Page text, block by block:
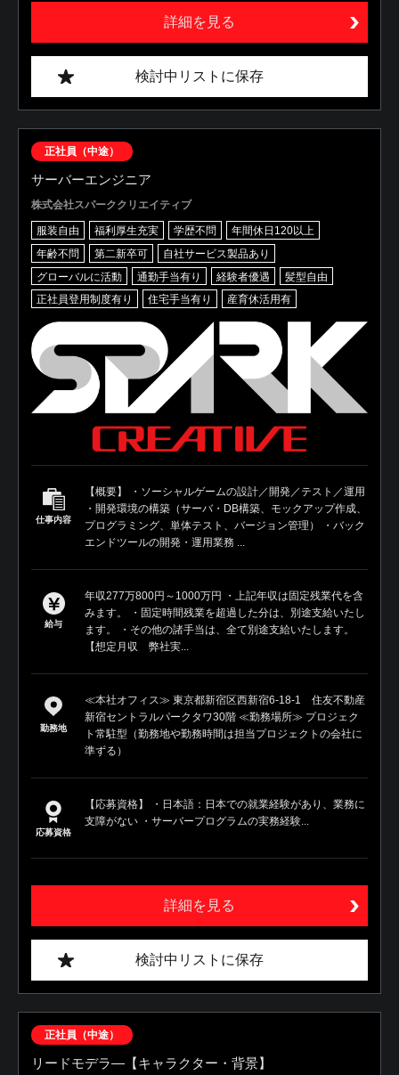
詳細を見る
検討中リストに保存
正社員（中途）
サーバーエンジニア
株式会社スパーククリエイティブ
服装自由 福利厚生充実 学歴不問
年間休日120以上
年齢不問
第二新卒可
自社サービス製品あり
グローバルに活動
通勤手当有り 経験者優遇
髪型自由
正社員登用制度有り
住宅手当有り 産育休活用有
仕事内容
【概要】 ・ソーシャルゲームの設計／開発／テスト／運用
・開発環境の構築（サーバ・DB構築、モックアップ作成、
プログラミング、単体テスト、バージョン管理） ・バック
エンドツールの開発・運用業務 ...
給与
年収277万800円～1000万円 ・上記年収は固定残業代を含
みます。 ・固定時間残業を超過した分は、別途支給いたし
ます。 ・その他の諸手当は、全て別途支給いたします。
【想定月収 弊社実...
勤務地
≪本社オフィス≫ 東京都新宿区西新宿6-18-1 住友不動産
新宿セントラルパークタワ30階 ≪勤務場所≫ プロジェク
ト常駐型（勤務地や勤務時間は担当プロジェクトの会社に
準ずる）
応募資格
【応募資格】 ・日本語：日本での就業経験があり、業務に
支障がない ・サーバープログラムの実務経験...
詳細を見る
検討中リストに保存
正社員（中途）
リードモデラ―【キャラクター・背景】